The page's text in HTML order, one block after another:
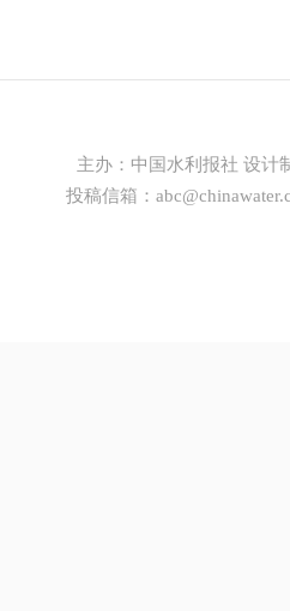
主办： 中国水利报社 设计
投稿信箱：